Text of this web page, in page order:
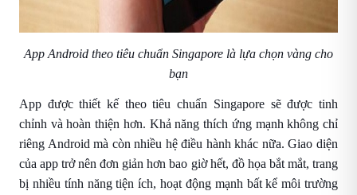
App Android theo tiêu chuẩn Singapore là lựa chọn vàng cho
bạn
App được thiết kế theo tiêu chuẩn Singapore sẽ được tinh
chỉnh và hoàn thiện hơn. Khả năng thích ứng mạnh không chỉ
riêng Android mà còn nhiều hệ điều hành khác nữa. Giao diện
của app trở nên đơn giản hơn bao giờ hết, đồ họa bắt mắt, trang
bị nhiều tính năng tiện ích, hoạt động mạnh bất kể môi trường